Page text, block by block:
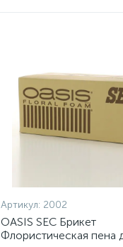
Артикул: 2002
OASIS SEC Брикет
Флористическая пена